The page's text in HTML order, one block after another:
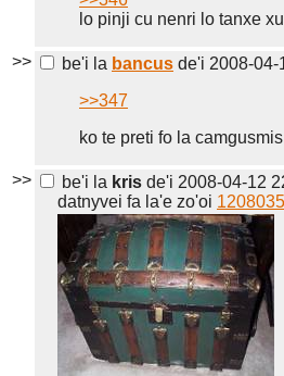
lo pinji cu nenri lo tanxe xu
>> be'i la bancus de'i 2008-04-
>>347
ko te preti fo la
>> be'i la kris de'i 2008-04-12
datnyvei fa la'e zo'oi